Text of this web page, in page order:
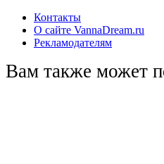
Контакты
О сайте VannaDream.ru
Рекламодателям
Вам также может